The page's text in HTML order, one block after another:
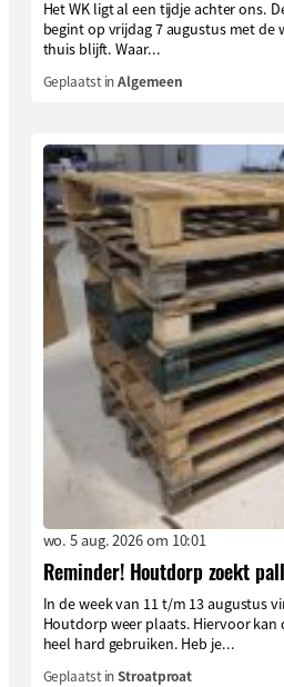
Het WK ligt al een tijdje achter ons.
begint op vrijdag 7 augustus met de
thuis blijft. Waar...
Geplaatst inAlgemeen
wo. 5 aug. 2026 om 10:01
Reminder! Houtdorp zoekt
In de week van 11 t/m 13 augustus
Houtdorp weer plaats. Hiervoor kan
heel hard gebruiken. Heb je...
Geplaatst inStroatproat